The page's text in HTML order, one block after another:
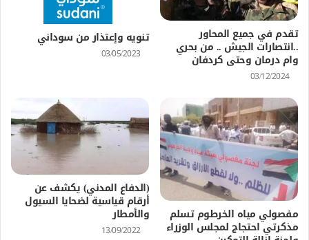
تقدم في جميع المحاور
..انتصارات الجيش .. من بحري
وام درمان وحتى كردفان
03/12/2024
تنويه وإعتذار من سوداني
03/05/2023
مفصولي مياه الخرطوم تسلم
مذكرتي احتجاج لمجلس الوزراء
(الدفاع المدني) يكشف عن
أرقام قياسية لضحايا السيول
والأمطار
13/09/2022